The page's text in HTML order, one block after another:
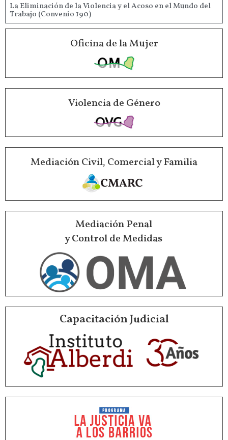
La Eliminación de la Violencia y el Acoso en el Mundo del
Trabajo (Convenio 190)
Oficina de la Mujer
Violencia de Género
Mediación Civil, Comercial y Familia
Mediación Penal
y Control de Medidas
Capacitación Judicial